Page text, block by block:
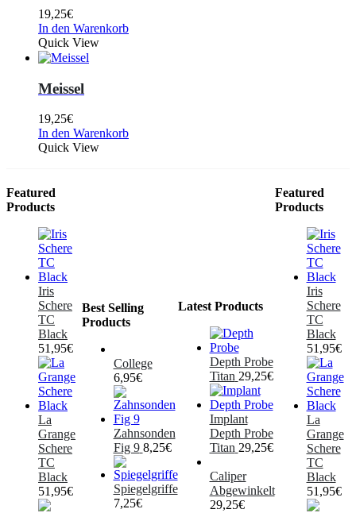
19,25€
In den Warenkorb
Quick View
Meissel
19,25€
In den Warenkorb
Quick View
Featured
Products
Iris
Schere
TC
Black
51,95€
La
Grange
Schere
TC
Black
51,95€
Best Selling
Products
College
6,95€
Zahnsonden
Fig 9 8,25€
Spiegelgriffe
7,25€
Latest Products
Depth Probe
Titan 29,25€
Implant
Depth Probe
Titan 29,25€
Caliper
Abgewinkelt
29,25€
Featured
Products
Iris
Schere
TC
Black
51,95€
La
Grange
Schere
TC
Black
51,95€